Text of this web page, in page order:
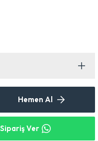
Hemen Al
Ver